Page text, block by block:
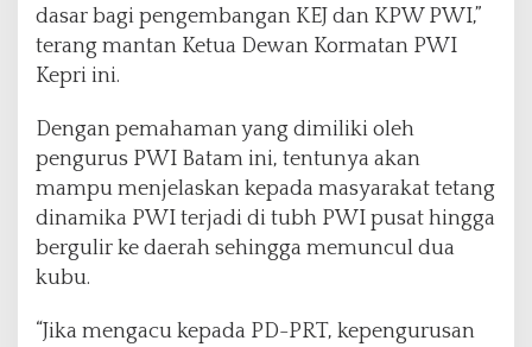
dasar bagi pengembangan KEJ dan KPW PWI,”
terang mantan Ketua Dewan Kormatan PWI
Kepri ini.
Dengan pemahaman yang dimiliki oleh
pengurus PWI Batam ini, tentunya akan
mampu menjelaskan kepada masyarakat tetang
dinamika PWI terjadi di tubh PWI pusat hingga
bergulir ke daerah sehingga memuncul dua
kubu.
“Jika mengacu kepada PD-PRT, kepengurusan